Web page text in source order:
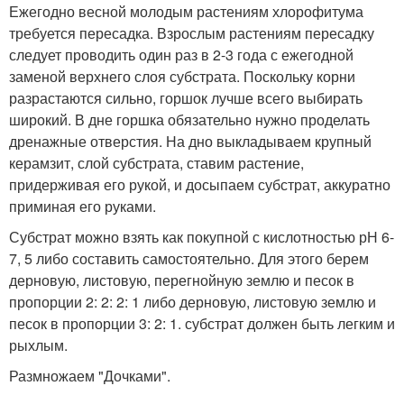
Ежегодно весной молодым растениям хлорофитума
требуется пересадка. Взрослым растениям пересадку
следует проводить один раз в 2-3 года с ежегодной
заменой верхнего слоя субстрата. Поскольку корни
разрастаются сильно, горшок лучше всего выбирать
широкий. В дне горшка обязательно нужно проделать
дренажные отверстия. На дно выкладываем крупный
керамзит, слой субстрата, ставим растение,
придерживая его рукой, и досыпаем субстрат, аккуратно
приминая его руками.
Субстрат можно взять как покупной с кислотностью рН 6-
7, 5 либо составить самостоятельно. Для этого берем
дерновую, листовую, перегнойную землю и песок в
пропорции 2: 2: 2: 1 либо дерновую, листовую землю и
песок в пропорции 3: 2: 1. субстрат должен быть легким и
рыхлым.
Размножаем "Дочками".